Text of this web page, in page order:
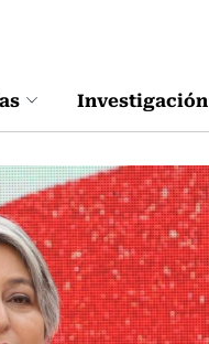
Investigación